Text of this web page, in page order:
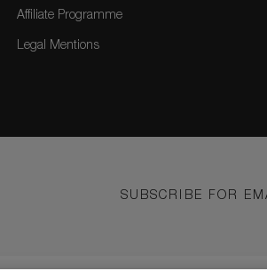
Affiliate Programme
Legal Mentions
SUBSCRIBE FOR